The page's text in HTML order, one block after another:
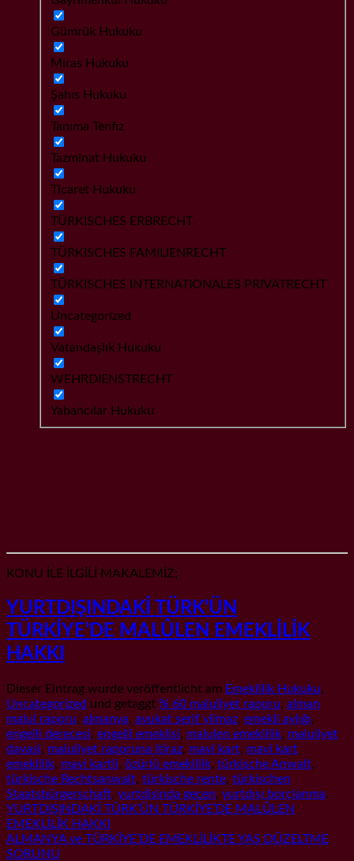
Gümrük Hukuku
Miras Hukuku
Şahıs Hukuku
Tanıma Tenfiz
Tazminat Hukuku
Ticaret Hukuku
TÜRKISCHES ERBRECHT
TÜRKISCHES FAMILIENRECHT
TÜRKISCHES INTERNATIONALES PRIVATRECHT
Uncategorized
Vatandaşlık Hukuku
WEHRDIENSTRECHT
Yabancılar Hukuku
KONU İLE İLGİLİ MAKALEMİZ;
YURTDIŞINDAKİ TÜRK’ÜN
TÜRKİYE’DE MALÛLEN EMEKLİLİK
HAKKI
Dieser Eintrag wurde veröffentlicht am Emeklilik Hukuku,
Uncategorized und getaggt % 60 maluliyet raporu, alman
malul raporu, almanya, avukat serif yilmaz, emekli aylığı,
engelli derecesi, engelli emeklisi, malulen emeklilik, maluliyet
davasi, maluliyet raporuna itiraz, mavi kart, mavi kart
emeklilik, mavi kartli, özürlü emeklilik, türkische Anwalt,
türkische Rechtsanwalt, türkische rente, türkischen
Staatsbürgerschaft, yurtdisinda gecen, yurtdışı borçlanma.
YURTDIŞINDAKİ TÜRK’ÜN TÜRKİYE’DE MALÛLEN
EMEKLİLİK HAKKI
ALMANYA ve TÜRKİYE’DE EMEKLİLİKTE YAŞ DÜZELTME
SORUNU